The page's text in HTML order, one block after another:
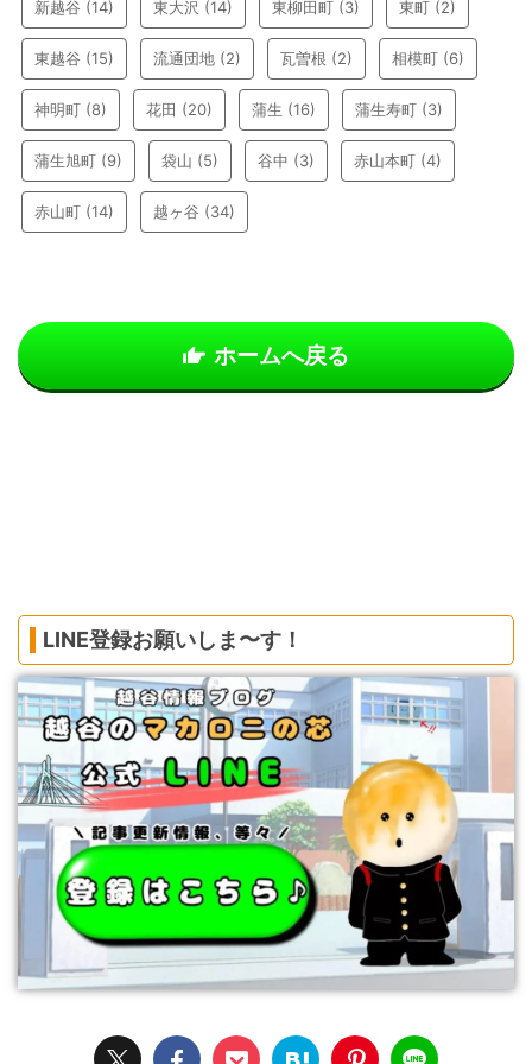
新越谷 (14) 東大沢 (14) 東柳田町 (3) 東町 (2)
東越谷 (15) 流通団地 (2) 瓦曽根 (2) 相模町 (6)
神明町 (8) 花田 (20) 蒲生 (16) 蒲生寿町 (3)
蒲生旭町 (9) 袋山 (5) 谷中 (3) 赤山本町 (4)
赤山町 (14) 越ヶ谷 (34)
ホームへ戻る
LINE登録お願いしま〜す！